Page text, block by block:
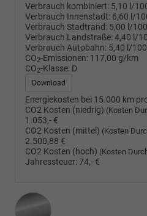
Verbrauch kombiniert: 5,10 l/
Verbrauch Innenstadt: 6,60 l/
Verbrauch Stadtrand: 5,00 l/
Verbrauch Landstraße:4,40 l/
Verbrauch Autobahn: 5,40 l/
CO2-Emissionen: 117,00 g/km
CO2-Klasse: D
Download
Energiekosten bei 15.000 km
CO2 Kosten (niedrig) (Kosten
1.053,- €
CO2 Kosten (mittel) (Kosten
2.500,88 €
CO2 Kosten (hoch) (Kosten
Jahressteuer:74,- €